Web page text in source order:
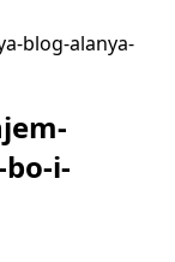
blog-alanya-
i-